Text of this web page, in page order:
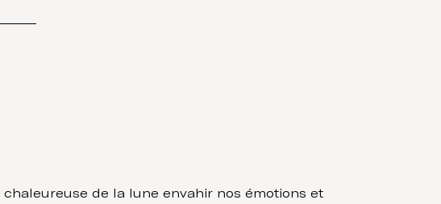
chaleureuse de la lune envahir nos émotions et